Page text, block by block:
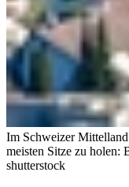
Im Schweizer
meisten Sitze zu holen:
shutterstock